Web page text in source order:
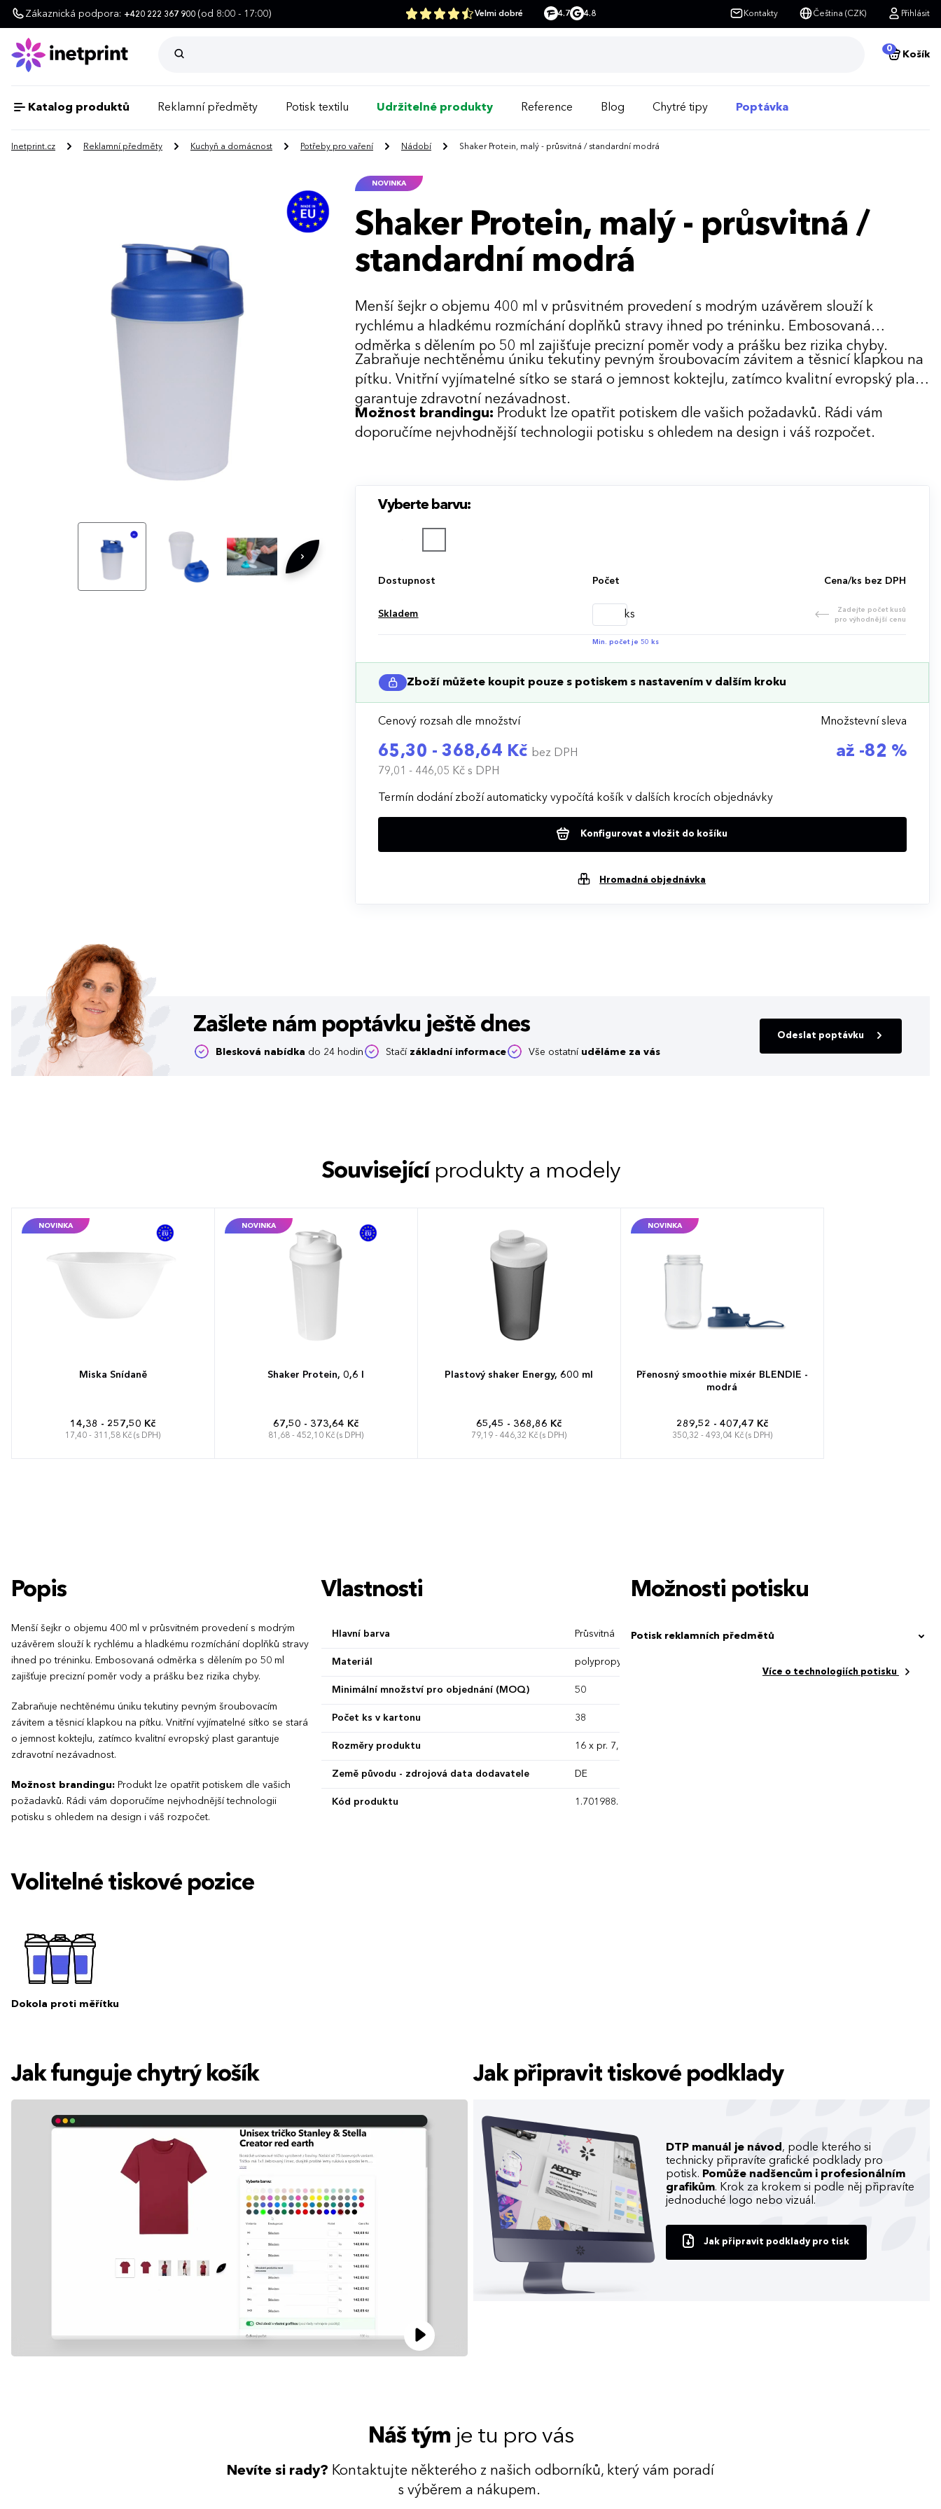
Zákaznická podpora: +420 222 367 900 (od 8:00 - 17:00) Velmi dobré 4.7 4.8 Kontakty Čeština (CZK) Přihlásit
0
Košík
Katalog produktů Reklamní předměty Potisk textilu Udržitelné produkty Reference Blog Chytré tipy Poptávka
Inetprint.cz Reklamní předměty Kuchyň a domácnost Potřeby pro vaření Nádobí Shaker Protein, malý - průsvitná / standardní modrá
NOVINKA
Shaker Protein, malý - průsvitná /
standardní modrá
Menší šejkr o objemu 400 ml v průsvitném provedení s modrým uzávěrem slouží k
rychlému a hladkému rozmíchání doplňků stravy ihned po tréninku. Embosovaná
odměrka s dělením po 50 ml zajišťuje precizní poměr vody a prášku bez rizika chyby.
Zabraňuje nechtěnému úniku tekutiny pevným šroubovacím závitem a těsnicí klapkou na
pítku. Vnitřní vyjímatelné sítko se stará o jemnost koktejlu, zatímco kvalitní evropský plast
garantuje zdravotní nezávadnost.
Možnost brandingu: Produkt lze opatřit potiskem dle vašich požadavků. Rádi vám
doporučíme nejvhodnější technologii potisku s ohledem na design i váš rozpočet.
Vyberte barvu:
Dostupnost Počet Cena/ks bez DPH
Skladem ks
Zadejte počet kusů
pro výhodnější cenu
Min. počet je 50 ks
Zboží můžete koupit pouze s potiskem s nastavením v dalším kroku
Cenový rozsah dle množství
65,30 - 368,64 Kč bez DPH
79,01 - 446,05 Kčs DPH
Množstevní sleva
až -82 %
Termín dodání zboží automaticky vypočítá košík v dalších krocích objednávky
Konfigurovat a vložit do košíku
Hromadná objednávka
Zašlete nám poptávku ještě dnes
Blesková nabídka do 24 hodin Stačí základní informace Vše ostatní uděláme za vás
Odeslat poptávku
Související produkty a modely
NOVINKA
Miska Snídaně
14,38 - 257,50 Kč
17,40 - 311,58 Kč (s DPH)
NOVINKA
Shaker Protein, 0,6 l
67,50 - 373,64 Kč
81,68 - 452,10 Kč (s DPH)
Plastový shaker Energy, 600 ml
65,45 - 368,86 Kč
79,19 - 446,32 Kč (s DPH)
NOVINKA
Přenosný smoothie mixér BLENDIE -
modrá
289,52 - 407,47 Kč
350,32 - 493,04 Kč (s DPH)
Popis
Menší šejkr o objemu 400 ml v průsvitném provedení s modrým
uzávěrem slouží k rychlému a hladkému rozmíchání doplňků stravy
ihned po tréninku. Embosovaná odměrka s dělením po 50 ml
zajišťuje precizní poměr vody a prášku bez rizika chyby.
Zabraňuje nechtěnému úniku tekutiny pevným šroubovacím
závitem a těsnicí klapkou na pítku. Vnitřní vyjímatelné sítko se stará
o jemnost koktejlu, zatímco kvalitní evropský plast garantuje
zdravotní nezávadnost.
Možnost brandingu: Produkt lze opatřit potiskem dle vašich
požadavků. Rádi vám doporučíme nejvhodnější technologii
potisku s ohledem na design i váš rozpočet.
Vlastnosti
Hlavní barva Průsvitná
Materiál polypropylen 100 %
Minimální množství pro objednání (MOQ) 50
Počet ks v kartonu 38
Rozměry produktu 16 x pr. 7,8 cm
Země původu - zdrojová data dodavatele DE
Kód produktu 1.701988.13026_12996.00
Možnosti potisku
Potisk reklamních předmětů
Více o technologiích potisku
Volitelné tiskové pozice
Dokola proti měřítku
Jak funguje chytrý košík Jak připravit tiskové podklady
DTP manuál je návod , podle kterého si
technicky připravíte grafické podklady pro
potisk. Pomůže nadšencům i profesionálním
grafikům. Krok za krokem si podle něj připravíte
jednoduché logo nebo vizuál.
Jak připravit podklady pro tisk
Náš tým je tu pro vás
Nevíte si rady? Kontaktujte některého z našich odborníků, který vám poradí
s výběrem a nákupem.